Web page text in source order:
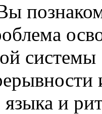
языка и